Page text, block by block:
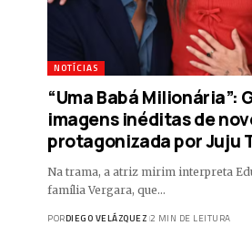
NOTÍCIAS
“Uma Babá Milionária”:
imagens inéditas de
protagonizada por Juju
Na trama, a atriz mirim interpreta
família Vergara, que…
PORDIEGO VELÁZQUEZ 2 MIN DE LEITURA